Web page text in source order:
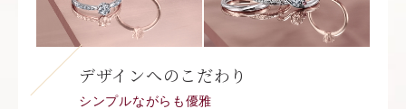
デザインへのこだわり
シンプルながらも優雅